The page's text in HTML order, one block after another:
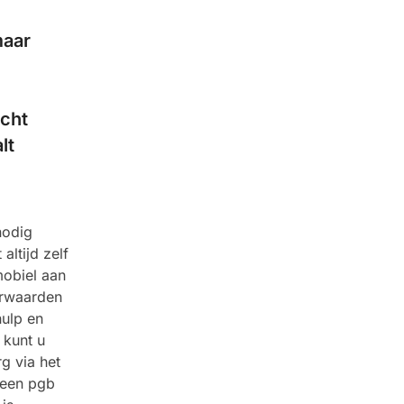
altijd zelf
aan
en
u
via het
pgb